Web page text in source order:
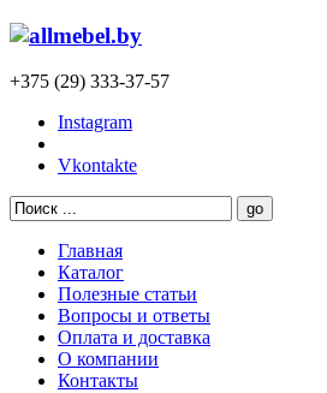
+375 (29) 333-37-57
Instagram
Vkontakte
Главная
Каталог
Полезные статьи
Вопросы и ответы
Оплата и доставка
О компании
Контакты